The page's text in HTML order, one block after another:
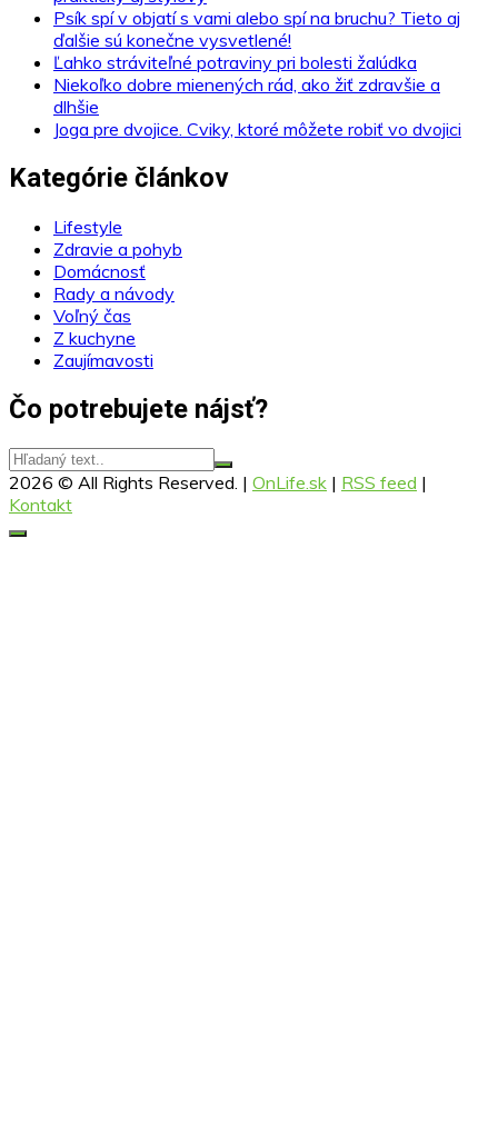
Psík spí v objatí s vami alebo spí na bruchu? Tieto aj
ďalšie sú konečne vysvetlené!
Ľahko stráviteľné potraviny pri bolesti žalúdka
Niekoľko dobre mienených rád, ako žiť zdravšie a
dlhšie
Joga pre dvojice. Cviky, ktoré môžete robiť vo dvojici
Kategórie článkov
Lifestyle
Zdravie a pohyb
Domácnosť
Rady a návody
Voľný čas
Z kuchyne
Zaujímavosti
Čo potrebujete nájsť?
2026 © All Rights Reserved. | OnLife.sk | RSS feed |
Kontakt